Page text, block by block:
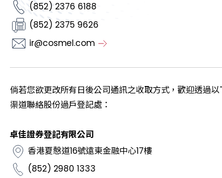
(852) 2376 6188
(852) 2375 9626
ir@cosmel.com
倘若您欲更改所有日後公司通訊之收取方式，歡迎透過以
渠道聯絡股份過戶登記處：
卓佳證券登記有限公司
香港夏慤道16號遠東金融中心17樓
(852) 2980 1333